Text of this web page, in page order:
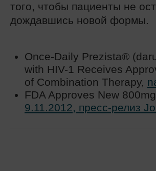
того, чтобы пациенты не
дождавшись новой формы.
Once-Daily Prezista®
with HIV-1 Receives
of Combination Therapy,
FDA Approves New
9.11.2012, пресс-релиз